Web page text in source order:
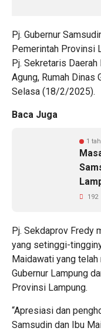
Pj. Gubernur
Pemerintah Provinsi
Pj. Sekretaris
Agung, Rumah Dinas
Selasa (18/2/2025).
Baca Juga
1
192
Pj. Sekdaprov Fredy
yang setinggi-
Maidawati yang telah
Gubernur Lampung
Provinsi Lampung.
“Apresiasi dan
Samsudin dan Ibu